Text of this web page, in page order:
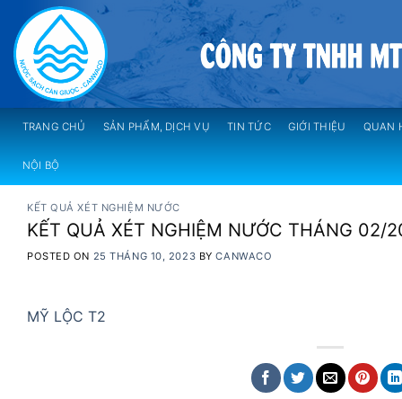
content
TRANG CHỦ SẢN PHẨM, DỊCH VỤ TIN TỨC GIỚI THIỆU QUAN
NỘI BỘ
KẾT QUẢ XÉT NGHIỆM NƯỚC
KẾT QUẢ XÉT NGHIỆM NƯỚC THÁNG 02/
POSTED ON 25 THÁNG 10, 2023 BYCANWACO
MỸ LỘC T2